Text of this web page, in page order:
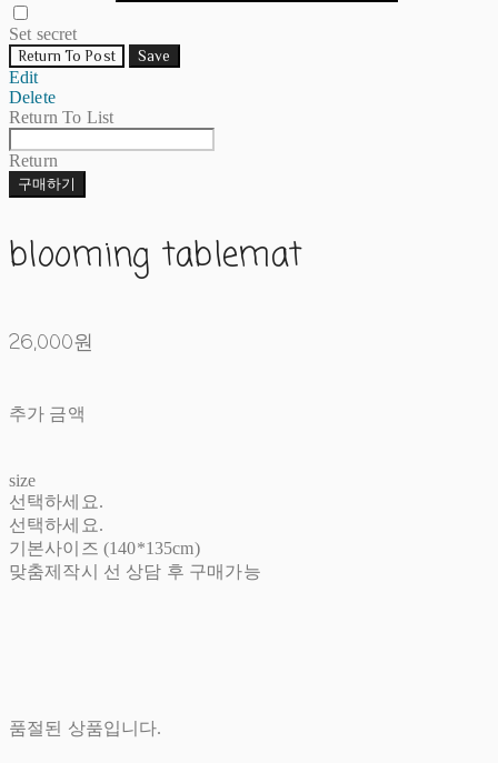
Set secret
Return To Post Save
Edit
Delete
Return To List
Return
구매하기
blooming tablemat
26,000원
추가 금액
size
선택하세요.
선택하세요.
기본사이즈 (140*135cm)
맞춤제작시 선 상담 후 구매가능
품절된 상품입니다.